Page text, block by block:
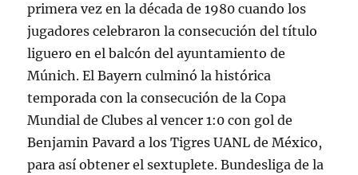
primera vez en la década de 1980 cuando los
jugadores celebraron la consecución del título
liguero en el balcón del ayuntamiento de
Múnich. El Bayern culminó la histórica
temporada con la consecución de la Copa
Mundial de Clubes al vencer 1:0 con gol de
Benjamin Pavard a los Tigres UANL de México,
para así obtener el sextuplete. Bundesliga de la